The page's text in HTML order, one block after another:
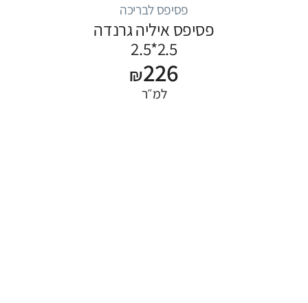
פסיפס לבריכה
פסיפס איליה גרנדה
2.5*2.5
₪226
למ״ר